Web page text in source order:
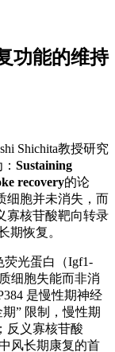
功能的维持
Shichita教授研究
Sustaining
recovery的论
细胞并未消失，而
寡核苷酸靶向转录
期恢复。
荧光蛋白（Igf1-
细胞失能而非消
是慢性期神经
” 限制，慢性期
反义寡核苷酸
风长期康复的首